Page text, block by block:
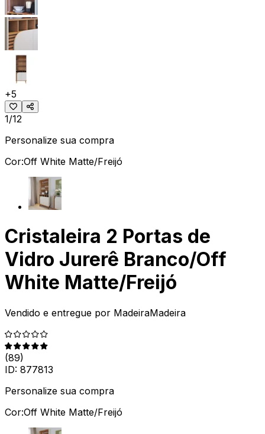
+5
1/12
Personalize sua compra
Cor:Off White Matte/Freijó
Cristaleira 2 Portas de
Vidro Jurerê Branco/Off
White Matte/Freijó
Vendido e entregue por MadeiraMadeira
(89)
ID: 877813
Personalize sua compra
Cor:Off White Matte/Freijó